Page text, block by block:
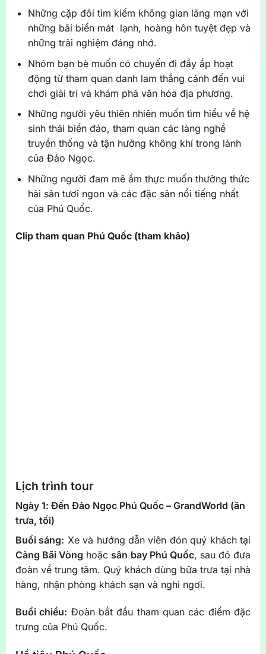
Những cặp đôi tìm kiếm không gian lãng mạn với
những bãi biển mát lạnh, hoàng hôn tuyệt đẹp và
những trải nghiệm đáng nhớ.
Nhóm bạn bè muốn có chuyến đi đầy ắp hoạt
động từ tham quan danh lam thắng cảnh đến vui
chơi giải trí và khám phá văn hóa địa phương.
Những người yêu thiên nhiên muốn tìm hiểu về hệ
sinh thái biển đảo, tham quan các làng nghề
truyền thống và tận hưởng không khí trong lành
của Đảo Ngọc.
Những người đam mê ẩm thực muốn thưởng thức
hải sản tươi ngon và các đặc sản nổi tiếng nhất
của Phú Quốc.
Clip tham quan Phú Quốc (tham khảo)
Lịch trình tour
Ngày 1: Đến Đảo Ngọc Phú Quốc – GrandWorld (ăn
trưa, tối)
Buổi sáng: Xe và hướng dẫn viên đón quý khách tại
Cảng Bãi Vòng hoặc sân bay Phú Quốc, sau đó đưa
đoàn về trung tâm. Quý khách dùng bữa trưa tại nhà
hàng, nhận phòng khách sạn và nghỉ ngơi.
Buổi chiều: Đoàn bắt đầu tham quan các điểm đặc
trưng của Phú Quốc.